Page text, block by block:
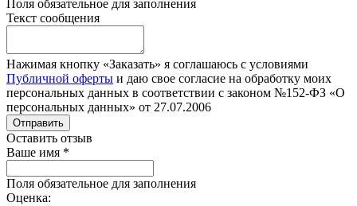
Поля обязательное для заполнения
Текст сообщения
Нажимая кнопку «Заказать» я соглашаюсь с условиями
Публичной оферты и даю свое согласие на обработку моих
персональных данных в соответствии с законом №152-ФЗ «О
персональных данных» от 27.07.2006
Отправить
Оставить отзыв
Ваше имя *
Поля обязательное для заполнения
Оценка: